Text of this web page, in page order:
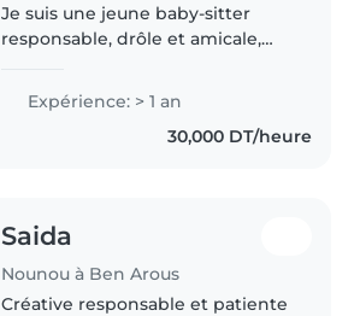
Je suis une jeune baby-sitter
responsable, drôle et amicale,
garde d'enfants de tous les âges.
Je parle anglais, arabe et français,
et j'adore le dessin,..
Expérience: > 1 an
30,000 DT/heure
Saida
Nounou à Ben Arous
Créative responsable et patiente